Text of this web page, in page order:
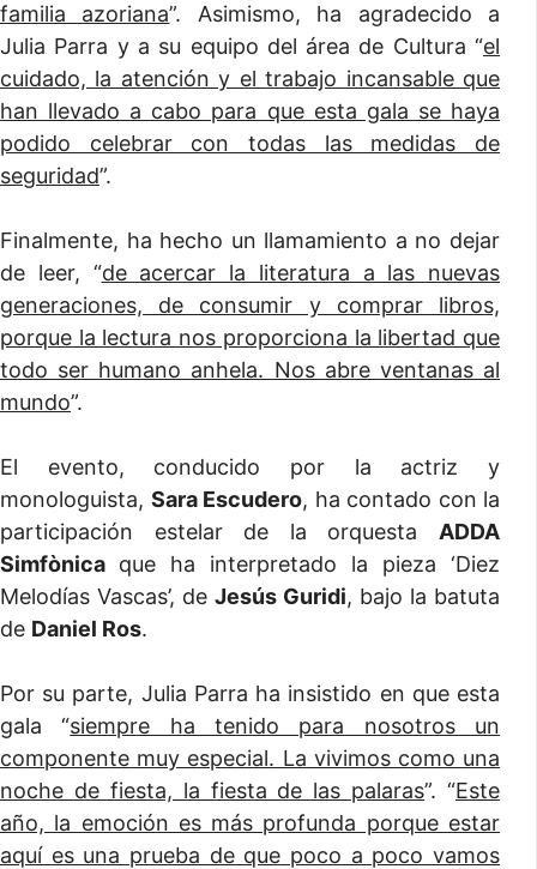
familia azoriana”. Asimismo, ha agradecido a
Julia Parra y a su equipo del área de Cultura “el
cuidado, la atención y el trabajo incansable que
han llevado a cabo para que esta gala se haya
podido celebrar con todas las medidas de
seguridad”.
Finalmente, ha hecho un llamamiento a no dejar
de leer, “de acercar la literatura a las nuevas
generaciones, de consumir y comprar libros,
porque la lectura nos proporciona la libertad que
todo ser humano anhela. Nos abre ventanas al
mundo”.
El evento, conducido por la actriz y
monologuista, Sara Escudero, ha contado con la
participación estelar de la orquesta ADDA
Simfònica que ha interpretado la pieza ‘Diez
Melodías Vascas’, de Jesús Guridi, bajo la batuta
de Daniel Ros.
Por su parte, Julia Parra ha insistido en que esta
gala “siempre ha tenido para nosotros un
componente muy especial. La vivimos como una
noche de fiesta, la fiesta de las palaras”. “Este
año, la emoción es más profunda porque estar
aquí es una prueba de que poco a poco vamos